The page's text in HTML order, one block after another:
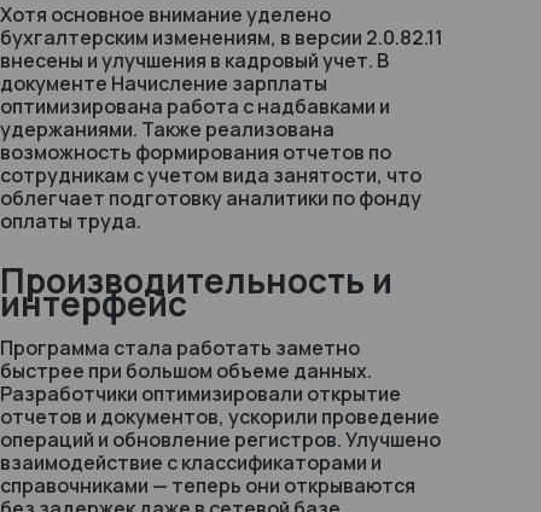
Хотя основное внимание уделено
бухгалтерским изменениям, в версии 2.0.82.11
внесены и улучшения в кадровый учет. В
документе Начисление зарплаты
оптимизирована работа с надбавками и
удержаниями. Также реализована
возможность формирования отчетов по
сотрудникам с учетом вида занятости, что
облегчает подготовку аналитики по фонду
оплаты труда.
Производительность и
интерфейс
Программа стала работать заметно
быстрее при большом объеме данных.
Разработчики оптимизировали открытие
отчетов и документов, ускорили проведение
операций и обновление регистров. Улучшено
взаимодействие с классификаторами и
справочниками — теперь они открываются